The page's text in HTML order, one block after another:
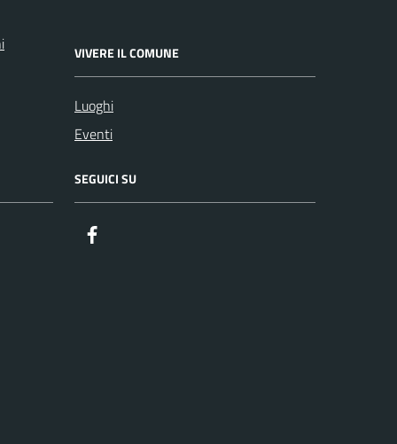
VIVERE IL COMUNE
Luoghi
Eventi
SEGUICI SU